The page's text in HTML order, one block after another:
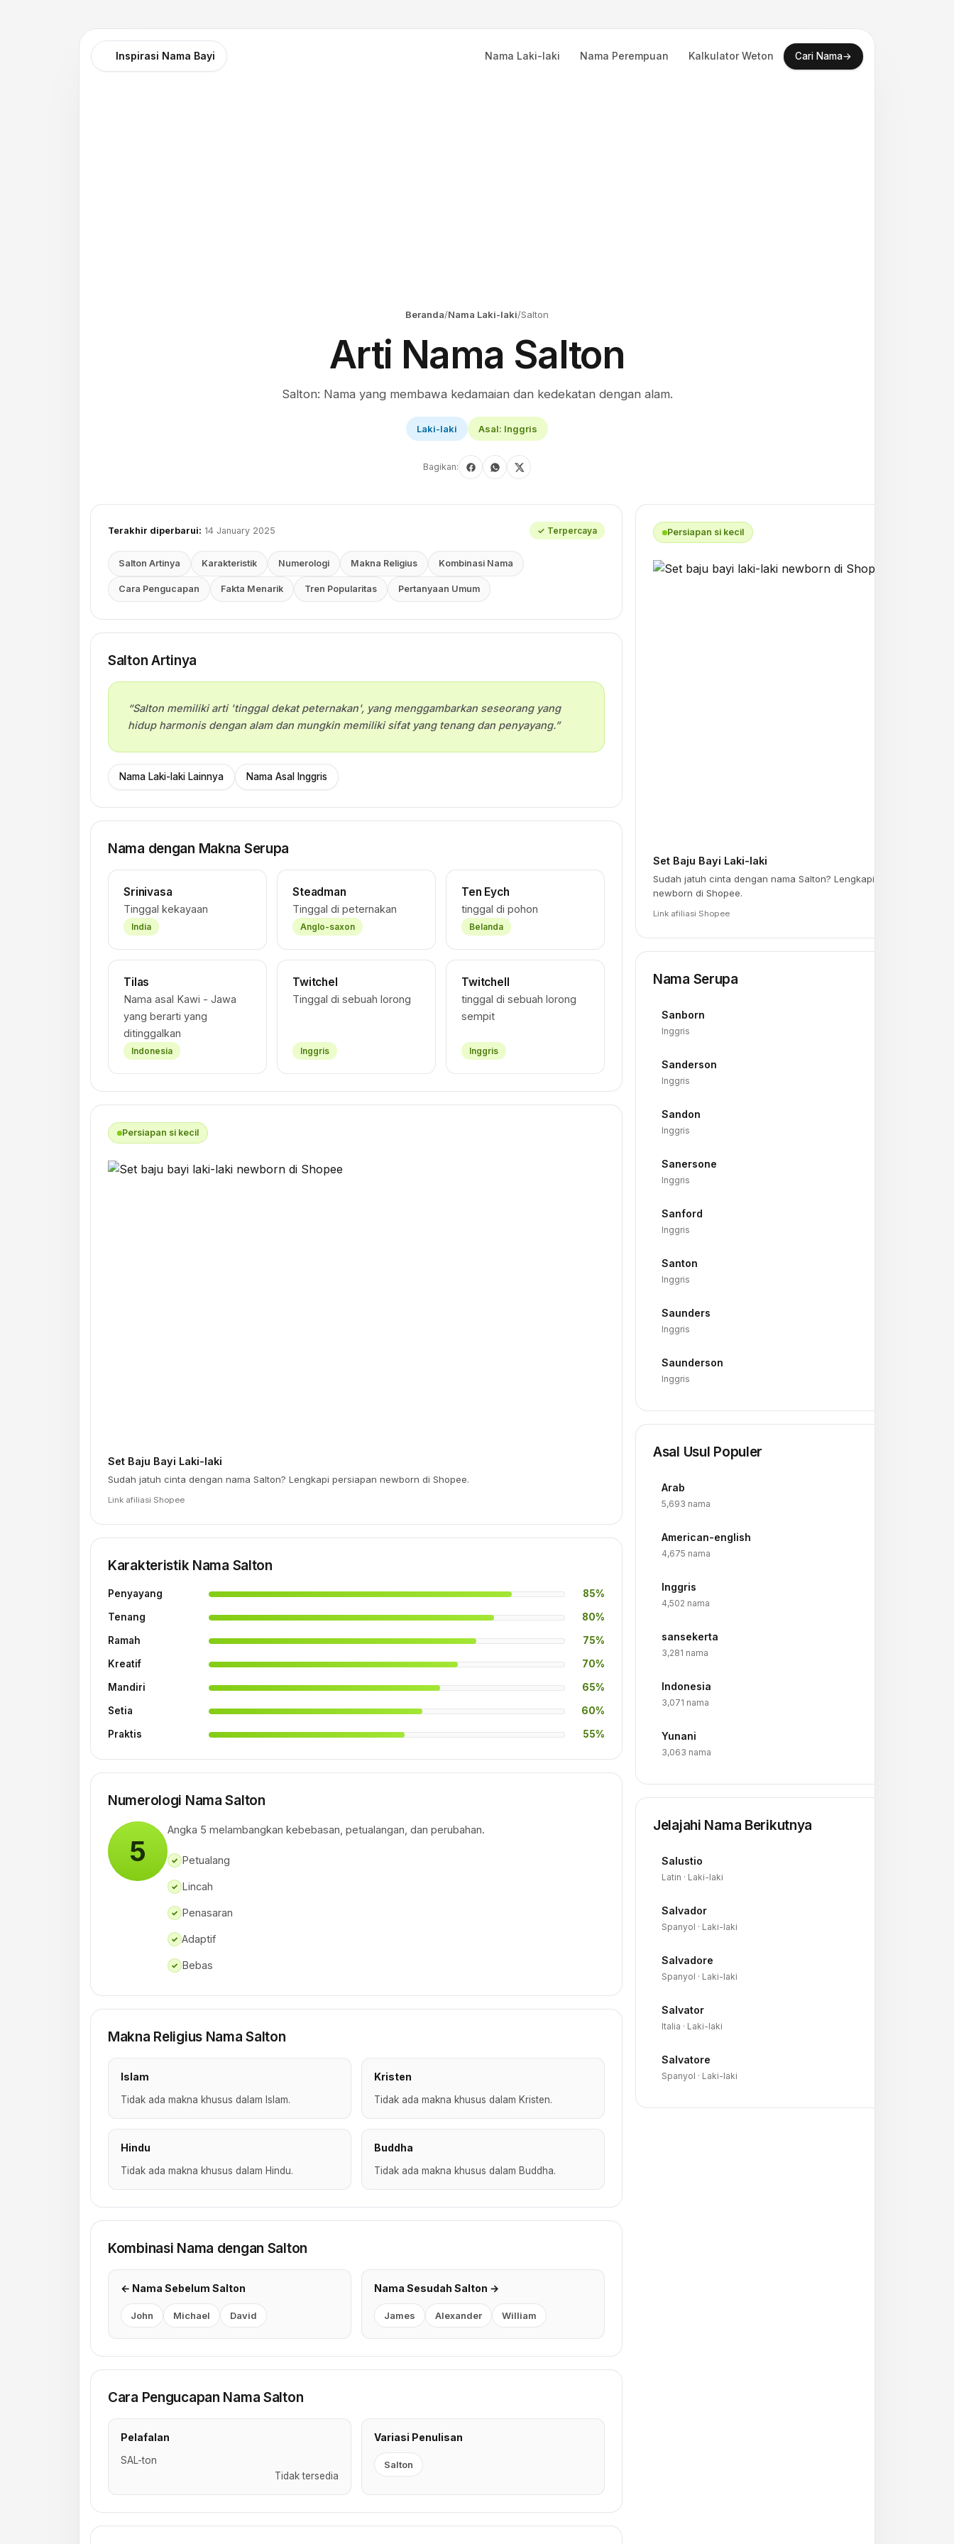
Inspirasi Nama Bayi Nama Laki-laki Nama Perempuan Kalkulator Weton Cari Nama→
Beranda/Nama Laki-laki/Salton
Arti Nama Salton
Salton: Nama yang membawa kedamaian dan kedekatan dengan alam.
Laki-laki Asal: Inggris
Bagikan:
Terakhir diperbarui: 14 January 2025 ✓ Terpercaya
Salton Artinya Karakteristik Numerologi Makna Religius Kombinasi Nama
Cara Pengucapan Fakta Menarik Tren Popularitas Pertanyaan Umum
Salton Artinya
“Salton memiliki arti 'tinggal dekat peternakan', yang menggambarkan seseorang yang
hidup harmonis dengan alam dan mungkin memiliki sifat yang tenang dan penyayang.”
Nama Laki-laki Lainnya Nama Asal Inggris
Nama dengan Makna Serupa
Srinivasa
Tinggal kekayaan
India
Steadman
Tinggal di peternakan
Anglo-saxon
Ten Eych
tinggal di pohon
Belanda
Tilas
Nama asal Kawi - Jawa
yang berarti yang
ditinggalkan
Indonesia
Twitchel
Tinggal di sebuah lorong
Inggris
Twitchell
tinggal di sebuah lorong
sempit
Inggris
Persiapan si kecil
Set Baju Bayi Laki-laki
Sudah jatuh cinta dengan nama Salton? Lengkapi persiapan newborn di Shopee.
Link afiliasi Shopee
Karakteristik Nama Salton
Penyayang 85%
Tenang 80%
Ramah 75%
Kreatif 70%
Mandiri 65%
Setia 60%
Praktis 55%
Numerologi Nama Salton
5
Angka 5 melambangkan kebebasan, petualangan, dan perubahan.
✓ Petualang
✓ Lincah
✓ Penasaran
✓ Adaptif
✓ Bebas
Makna Religius Nama Salton
Islam
Tidak ada makna khusus dalam Islam.
Kristen
Tidak ada makna khusus dalam Kristen.
Hindu
Tidak ada makna khusus dalam Hindu.
Buddha
Tidak ada makna khusus dalam Buddha.
Kombinasi Nama dengan Salton
← Nama Sebelum Salton
John Michael David
Nama Sesudah Salton →
James Alexander William
Cara Pengucapan Nama Salton
Pelafalan
SAL-ton
Tidak tersedia
Variasi Penulisan
Salton
Persiapan si kecil
Set Baju Bayi Laki-laki
Sudah jatuh cinta dengan nama Salton? Lengkapi persiapan
newborn di Shopee.
Link afiliasi Shopee
Nama Serupa
Sanborn
Inggris
Sanderson
Inggris
Sandon
Inggris
Sanersone
Inggris
Sanford
Inggris
Santon
Inggris
Saunders
Inggris
Saunderson
Inggris
Asal Usul Populer
Arab
5,693 nama
American-english
4,675 nama
Inggris
4,502 nama
sansekerta
3,281 nama
Indonesia
3,071 nama
Yunani
3,063 nama
Jelajahi Nama Berikutnya
Salustio
Latin · Laki-laki
Salvador
Spanyol · Laki-laki
Salvadore
Spanyol · Laki-laki
Salvator
Italia · Laki-laki
Salvatore
Spanyol · Laki-laki